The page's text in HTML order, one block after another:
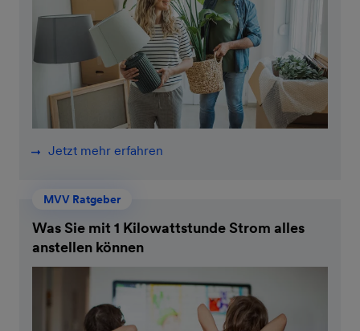
Jetzt mehr erfahren
MVV Ratgeber
Was Sie mit 1 Kilowattstunde Strom alles
anstellen können